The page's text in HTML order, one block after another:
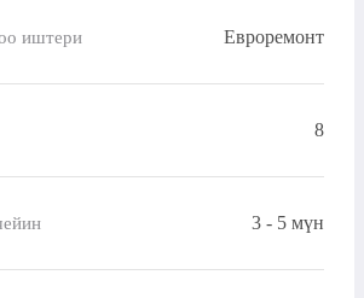
иштери Евроремонт
8
3 - 5 мүн